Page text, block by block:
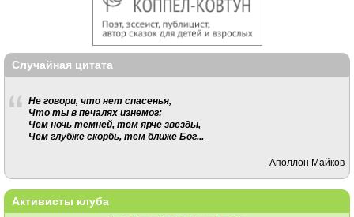
Случайная цитата
Не говори, что нет спасенья,
Что ты в печалях изнемог:
Чем ночь темней, тем ярче звезды,
Чем глубже скорбь, тем ближе Бог...
Аполлон Майков
Активисты клуба